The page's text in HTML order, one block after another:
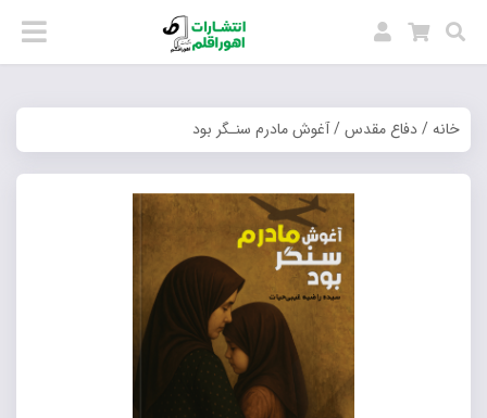
خانه/دفاع مقدس/ آغوش مادرم سنـگر بود